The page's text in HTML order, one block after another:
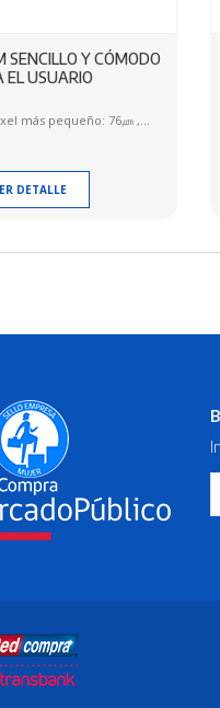
SENCILLO Y CÓMODO
EL USUARIO
más pequeño: 76㎛ ,...
DETALLE